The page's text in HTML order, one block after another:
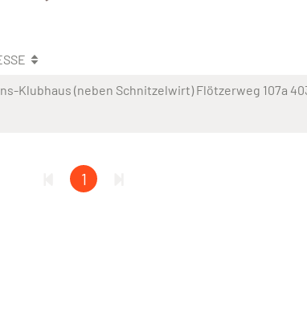
Klubhaus (neben Schnitzelwirt) Flötzerweg 107a
1